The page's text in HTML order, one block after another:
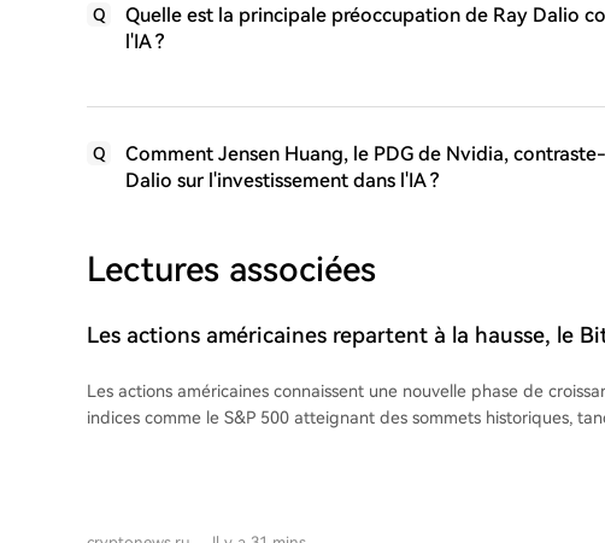
Q
Quelle est la principale préoccupation de Ray Dalio
l'IA ?
Q
Comment Jensen Huang, le PDG de Nvidia,
Dalio sur l'investissement dans l'IA ?
Lectures associées
Les actions américaines repartent à la hausse, le
Les actions américaines connaissent une nouvelle phase de
indices comme le S&P 500 atteignant des sommets historiques,